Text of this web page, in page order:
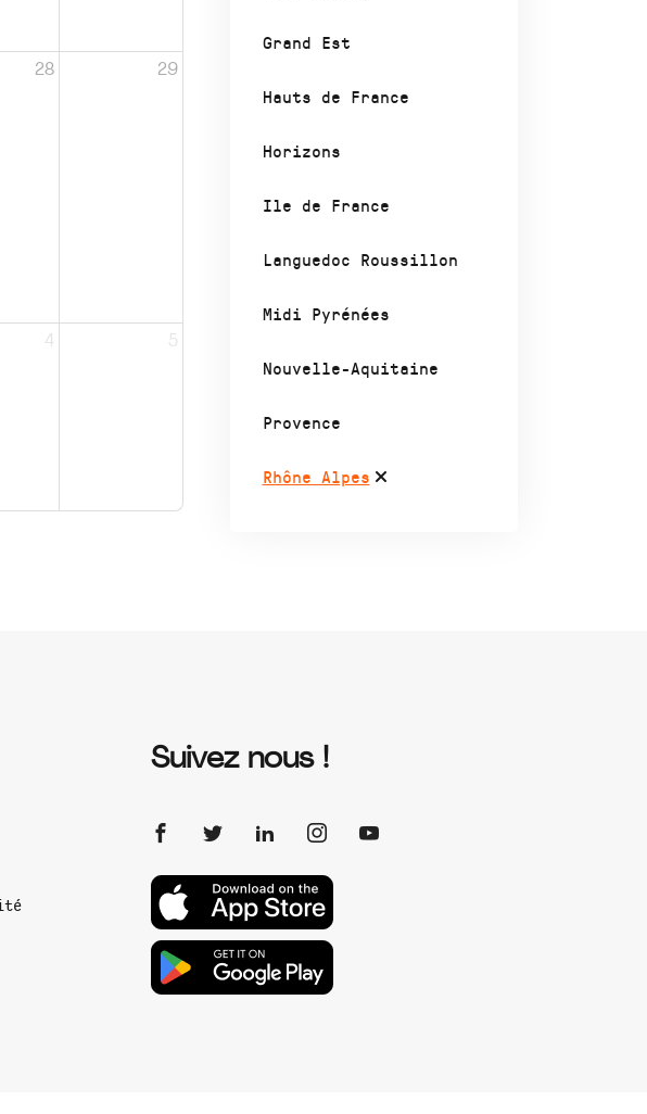
Grand Est
Hauts de France
Horizons
Ile de France
Languedoc Roussillon
Midi Pyrénées
Nouvelle-Aquitaine
Provence
Rhône Alpes
28 29
4 5
Suivez nous !